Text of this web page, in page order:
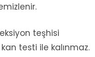
teşhisi
testi ile kalınmaz.